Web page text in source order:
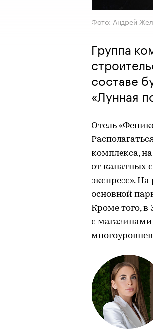
Фото: Андрей
Группа
составе
«Лунная
Отель
комплекса,
от канатных
экспресс».
основной
Кроме того, в
с